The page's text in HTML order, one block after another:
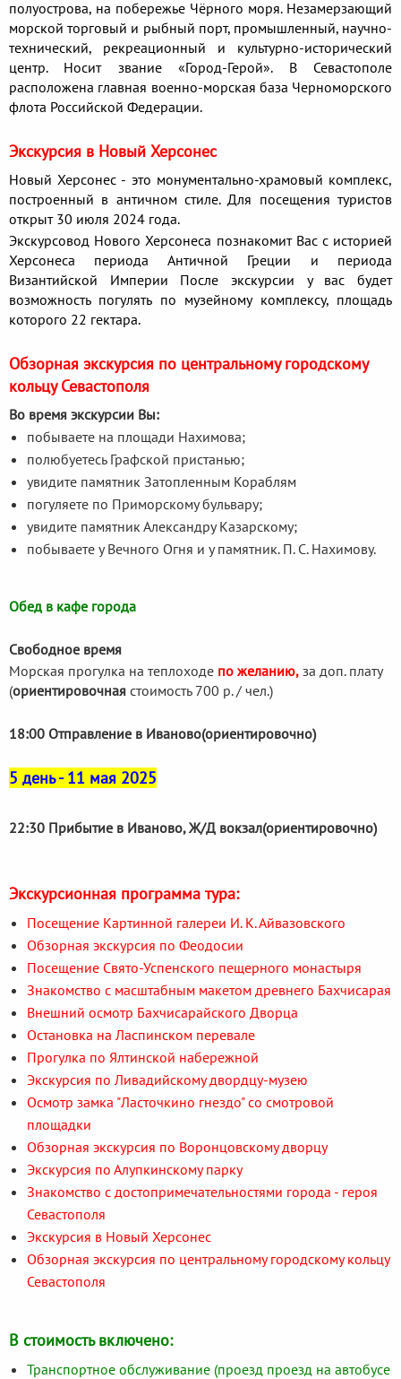
полуострова, на побережье Чёрного моря. Незамерзающий
морской торговый и рыбный порт, промышленный, научно-
технический, рекреационный и культурно-исторический
центр. Носит звание «Город-Герой». В Севастополе
расположена главная военно-морская база Черноморского
флота Российской Федерации.
Экскурсия в Новый Херсонес
Новый Херсонес - это монументально-храмовый комплекс,
построенный в античном стиле. Для посещения туристов
открыт 30 июля 2024 года.
Экскурсовод Нового Херсонеса познакомит Вас с историей
Херсонеса периода Античной Греции и периода
Византийской Империи После экскурсии у вас будет
возможность погулять по музейному комплексу, площадь
которого 22 гектара.
Обзорная экскурсия по центральному городскому
кольцу Севастополя
Во время экскурсии Вы:
побываете на площади Нахимова;
полюбуетесь Графской пристанью;
увидите памятник Затопленным Кораблям
погуляете по Приморскому бульвару;
увидите памятник Александру Казарскому;
побываете у Вечного Огня и у памятник. П. С. Нахимову.
Обед в кафе города
Свободное время
Морская прогулка на теплоходе по желанию, за доп. плату
(ориентировочная стоимость 700 р. / чел.)
18:00 Отправление в Иваново(ориентировочно)
5 день - 11 мая 2025
22:30 Прибытие в Иваново, Ж/Д вокзал(ориентировочно)
Экскурсионная программа тура:
Посещение Картинной галереи И. К. Айвазовского
Обзорная экскурсия по Феодосии
Посещение Свято-Успенского пещерного монастыря
Знакомство с масштабным макетом древнего Бахчисарая
Внешний осмотр Бахчисарайского Дворца
Остановка на Ласпинском перевале
Прогулка по Ялтинской набережной
Экскурсия по Ливадийскому двордцу-музею
Осмотр замка "Ласточкино гнездо" со смотровой
площадки
Обзорная экскурсия по Воронцовскому дворцу
Экскурсия по Алупкинскому парку
Знакомство с достопримечательностями города - героя
Севастополя
Экскурсия в Новый Херсонес
Обзорная экскурсия по центральному городскому кольцу
Севастополя
В стоимость включено:
Транспортное обслуживание (проезд проезд на автобусе